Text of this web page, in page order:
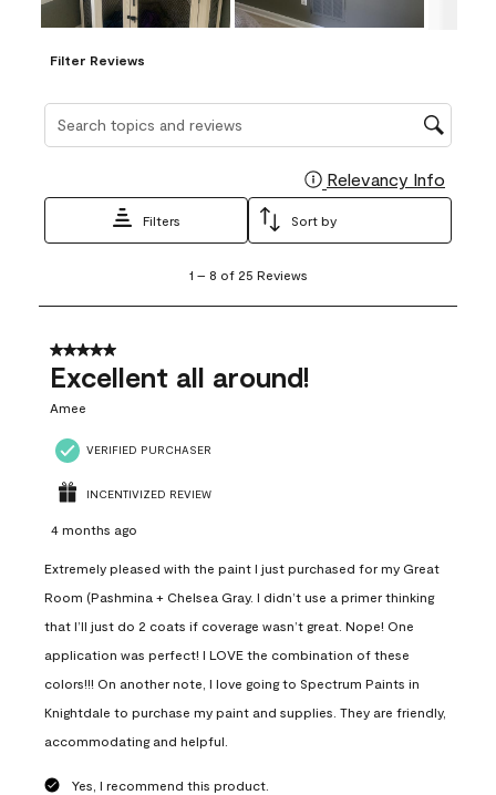
Filter Reviews
Relevancy Info
Filters Sort by
8
25
Reviews
1 – 8 of 25 Reviews
5 out of 5 stars.
Excellent all around!
Amee
VERIFIED PURCHASER
INCENTIVIZED REVIEW
4 months ago
Extremely pleased with the paint I just purchased for my Great
Room (Pashmina + Chelsea Gray. I didn’t use a primer thinking
that I’ll just do 2 coats if coverage wasn’t great. Nope! One
application was perfect! I LOVE the combination of these
colors!!! On another note, I love going to Spectrum Paints in
Knightdale to purchase my paint and supplies. They are friendly,
accommodating and helpful.
Yes, I recommend this product.